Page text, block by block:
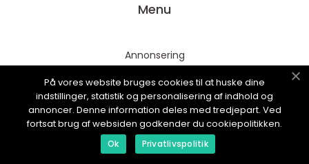
Menu
Annonsering
Cookies
Kontakta oss
Sitemap
På vores website bruges cookies til at huske dine
indstillinger, statistik og personalisering af indhold og
annoncer. Denne information deles med tredjepart. Ved
fortsat brug af websiden godkender du cookiepolitikken.
Ok Privatlivspolitik